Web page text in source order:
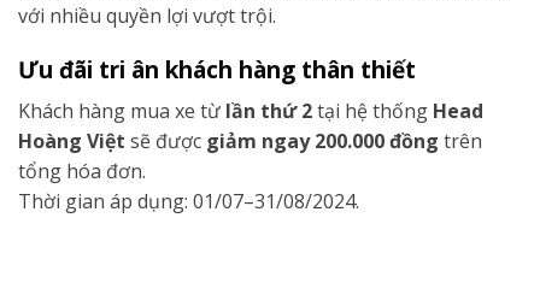
với nhiều quyền lợi vượt trội.
Ưu đãi tri ân khách hàng thân thiết
Khách hàng mua xe từ lần thứ 2tại hệ thống Head
Hoàng Việt sẽ được giảm ngay 200.000 đồng trên
tổng hóa đơn.
Thời gian áp dụng: 01/07–31/08/2024.